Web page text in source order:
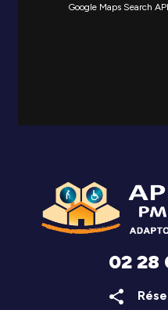
Google Maps Search
02 28
share